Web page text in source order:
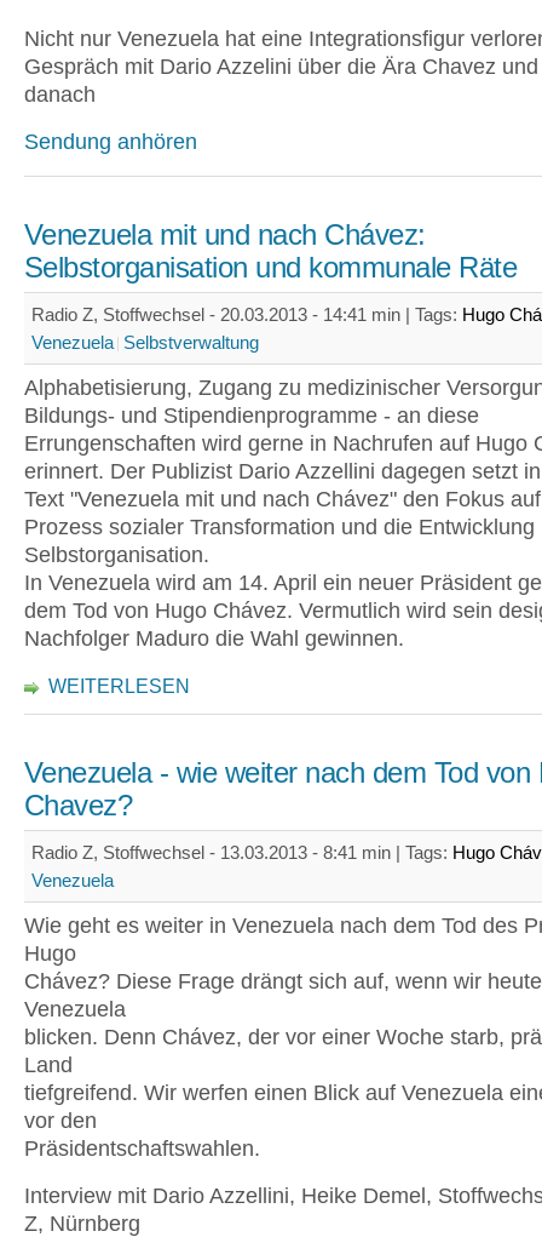
Nicht nur Venezuela hat eine Integrationsfigur
Gespräch mit Dario Azzelini über die Ära Chavez
danach
Sendung anhören
Venezuela mit und nach Chávez:
Selbstorganisation und kommunale Räte
Radio Z, Stoffwechsel - 20.03.2013 - 14:41 min | Tags: Hugo
Venezuela Selbstverwaltung
Alphabetisierung, Zugang zu medizinischer
Bildungs- und Stipendienprogramme - an diese
Errungenschaften wird gerne in Nachrufen auf Hugo
erinnert. Der Publizist Dario Azzellini dagegen setzt
Text "Venezuela mit und nach Chávez" den Fokus
Prozess sozialer Transformation und die Entwicklung
Selbstorganisation.
In Venezuela wird am 14. April ein neuer Präsident
dem Tod von Hugo Chávez. Vermutlich wird sein
Nachfolger Maduro die Wahl gewinnen.
WEITERLESEN
Venezuela - wie weiter nach dem Tod von
Chavez?
Radio Z, Stoffwechsel - 13.03.2013 - 8:41 min | Tags: Hugo
Venezuela
Wie geht es weiter in Venezuela nach dem Tod des
Hugo
Chávez? Diese Frage drängt sich auf, wenn wir
Venezuela
blicken. Denn Chávez, der vor einer Woche starb,
Land
tiefgreifend. Wir werfen einen Blick auf Venezuela
vor den
Präsidentschaftswahlen.
Interview mit Dario Azzellini, Heike Demel,
Z, Nürnberg